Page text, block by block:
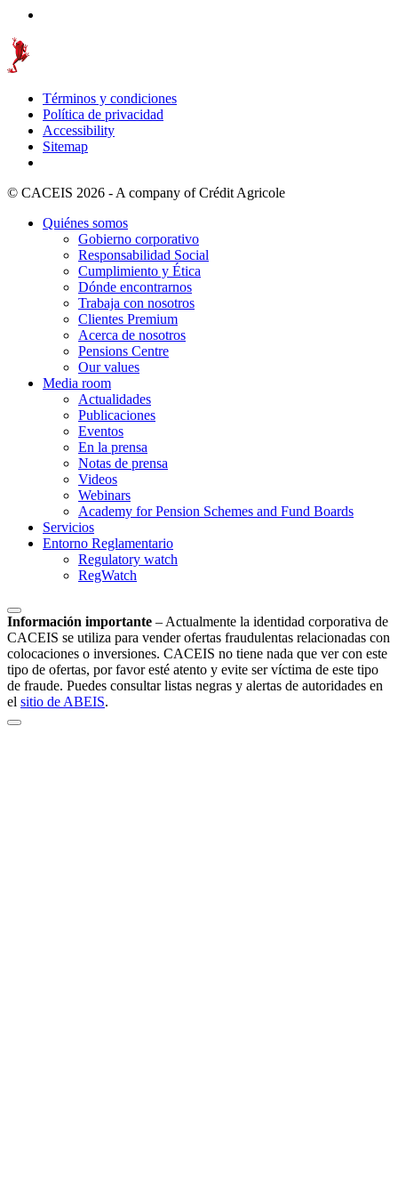
Términos y condiciones
Política de privacidad
Accessibility
Sitemap
© CACEIS 2026 - A company of Crédit Agricole
Quiénes somos
Gobierno corporativo
Responsabilidad Social
Cumplimiento y Ética
Dónde encontrarnos
Trabaja con nosotros
Clientes Premium
Acerca de nosotros
Pensions Centre
Our values
Media room
Actualidades
Publicaciones
Eventos
En la prensa
Notas de prensa
Videos
Webinars
Academy for Pension Schemes and Fund Boards
Servicios
Entorno Reglamentario
Regulatory watch
RegWatch
Información importante – Actualmente la identidad corporativa de
CACEIS se utiliza para vender ofertas fraudulentas relacionadas con
colocaciones o inversiones. CACEIS no tiene nada que ver con este
tipo de ofertas, por favor esté atento y evite ser víctima de este tipo
de fraude. Puedes consultar listas negras y alertas de autoridades en
el sitio de ABEIS.